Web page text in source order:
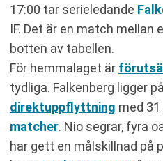
RELATERADE NYHETER
17:00 tar serieledande
IF. Det är en match mellan
botten av tabellen.
För hemmalaget är
tydliga. Falkenberg ligger
direktuppflyttning med 31
matcher. Nio segrar, fyra
har gett en målskillnad på